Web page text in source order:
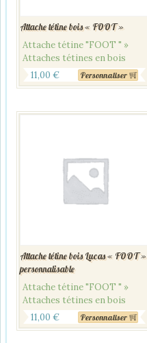
Attache tétine bois « FOOT »
Attache tétine "FOOT " »
Attaches tétines en bois
11,00 € Personnaliser
Attache tétine bois Lucas « FOOT »
personnalisable
Attache tétine "FOOT " »
Attaches tétines en bois
11,00 € Personnaliser